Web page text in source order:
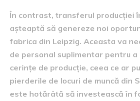
În contrast, transferul producției
așteaptă să genereze noi
fabrica din Leipzig. Aceasta va
de personal suplimentar pentru
cerințe de producție, ceea ce ar
pierderile de locuri de muncă din
este hotărâtă să investească în